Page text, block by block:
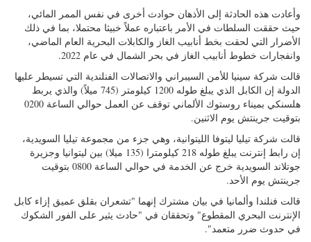
وأعادت هذه الحادثة إلى الأذهان حوادث أخرى في نفس الممر المائي،
حيث حققت السلطات في الأمر باعتباره عملاً خبيثا محتملا، بما في ذلك
الأضرار التي لحقت بخط أنابيب الغاز والكابلات البحرية العام الماضي،
وانفجارات خطوط أنابيب الغاز في بحر الشمال في عام 2022.
قالت شركة سينيا للأمن السيبراني والاتصالات الفنلندية التي تسيطر عليها
الدولة إن الكابل الذي يبلغ طوله 1200 كيلومتر (745 ميلاً) والذي يربط
هلسنكي بميناء روستوك الألماني توقف عن العمل حوالي الساعة 0200
بتوقيت جرينتش يوم الاثنين.
قالت شركة تيليا ليتوفا الليتوانية، وهي جزء من مجموعة تيليا السويدية،
إن رابط إنترنت يبلغ طوله 218 كيلومترا (135 ميلا) بين ليتوانيا وجزيرة
جوتلاند السويدية خرج عن الخدمة في حوالي الساعة 0800 بتوقيت
جرينتش يوم الأحد.
قالت فنلندا وألمانيا في بيان مشترك إنهما "تشعران بقلق عميق إزاء كابل
الإنترنت البحري المقطوع" وتحققان في "حادث يثير على الفور الشكوك
في حدوث ضرر متعمد".